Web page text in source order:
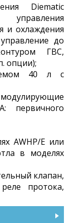
Diematic
и охлаждения
до
ГВС,
опции);
40 л с
первичного
AWHP/E или
в моделях
клапан,
протока,